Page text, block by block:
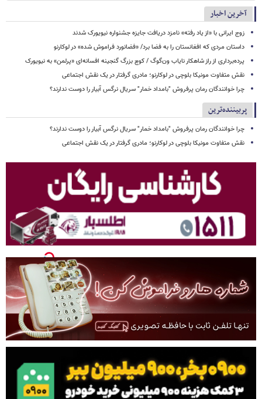
آخرین اخبار
زوج ایرانی با «از یاد رفته» نامزد دریافت جایزه جشنواره نیویورک شدند
داستان مردی که افغانستان را به فضا برد/ «فضانورد فراموش شده» در لوکارنو
پرده‌برداری از راز شاهکار نایاب ون‌گوگ / کوچ بزرگ گنجینه افسانه‌ای «پرلمن» به نیویورک
نقش متفاوت مونیکا بلوچی در لوکارنو؛ مادری گرفتار در یک نقش اجتماعی
چرا خوانندگان رمان پرفروش "بامداد خمار" سریال نرگس آبیار را دوست ندارند؟
پربیننده‌ترین
چرا خوانندگان رمان پرفروش "بامداد خمار" سریال نرگس آبیار را دوست ندارند؟
نقش متفاوت مونیکا بلوچی در لوکارنو؛ مادری گرفتار در یک نقش اجتماعی